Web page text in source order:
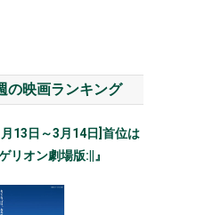
の映画ランキング
13日～3月14日]首位は
リオン劇場版:||』